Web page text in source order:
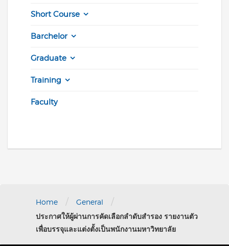
Short Course
Barchelor
Graduate
Training
Faculty
Home / General /
ประกาศให้ผู้ผ่านการคัดเลือกลำดับสำรอง รายงานตัว
เพื่อบรรจุและแต่งตั้งเป็นพนักงานมหาวิทยาลัย